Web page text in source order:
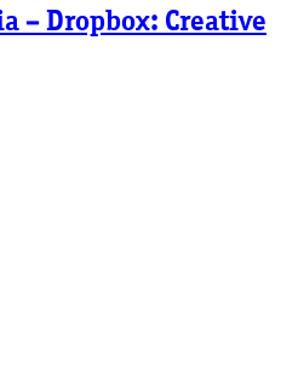
– Dropbox: Creative